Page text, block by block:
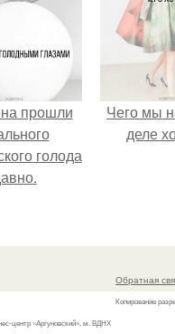
прошли
голода
Чего мы
деле
центр «Аргуновский», м. ВДНХ
Обратная
Копирование